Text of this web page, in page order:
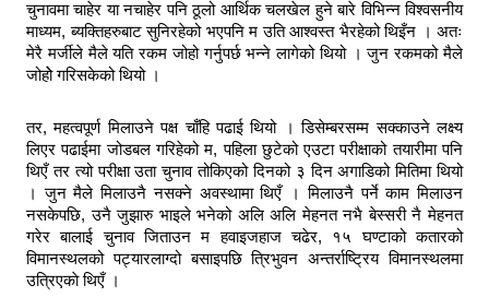
चुनावमा चाहेर या नचाहेर पनि ठूलो आर्थिक चलखेल हुने बारे विभिन्न विश्वसनीय
माध्यम, ब्यक्तिहरुबाट सुनिरहेको भएपनि म उति आश्वस्त भैरहेको थिइँन । अतः
मेरै मर्जीले मैले यति रकम जोहो गर्नुपर्छ भन्ने लागेको थियो । जुन रकमको मैले
जोहोे गरिसकेको थियो ।
तर, महत्वपूर्ण मिलाउने पक्ष चाँहि पढाई थियो । डिसेम्बरसम्म सक्काउने लक्ष्य
लिएर पढाईमा जोडबल गरिहेको म, पहिला छुटेको एउटा परीक्षाको तयारीमा पनि
थिएँ तर त्यो परीक्षा उता चुनाव तोकिएको दिनको ३ दिन अगाडिको मितिमा थियो
। जुन मैले मिलाउनै नसक्ने अवस्थामा थिएँ । मिलाउनै पर्ने काम मिलाउन
नसकेपछि, उनै जुझारु भाइले भनेको अलि अलि मेहनत नभै बेस्सरी नै मेहनत
गरेर बालाई चुनाव जिताउन म हवाइजहाज चढेर, १५ घण्टाको कतारको
विमानस्थलको पट्यारलाग्दो बसाइपछि त्रिभुवन अन्तर्राष्ट्रिय विमानस्थलमा
उत्रिएकाे थिएँ ।